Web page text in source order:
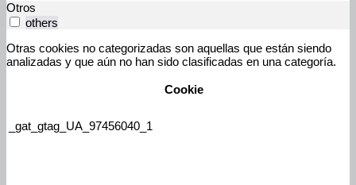
Otros
others
Otras cookies no categorizadas son aquellas que están siendo
analizadas y que aún no han sido clasificadas en una categoría.
Cookie
_gat_gtag_UA_97456040_1